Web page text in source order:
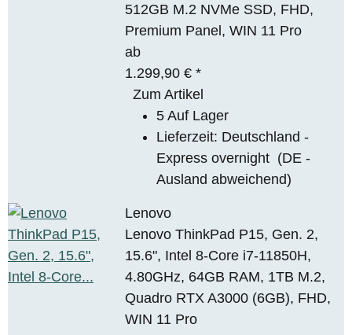
512GB M.2 NVMe SSD, FHD,
Premium Panel, WIN 11 Pro
ab
1.299,90 €*
Zum Artikel
5 Auf Lager
Lieferzeit: Deutschland -
Express overnight (DE -
Ausland abweichend)
Lenovo
Lenovo ThinkPad P15, Gen. 2,
15.6", Intel 8-Core i7-11850H,
4.80GHz, 64GB RAM, 1TB M.2,
Quadro RTX A3000 (6GB), FHD,
WIN 11 Pro